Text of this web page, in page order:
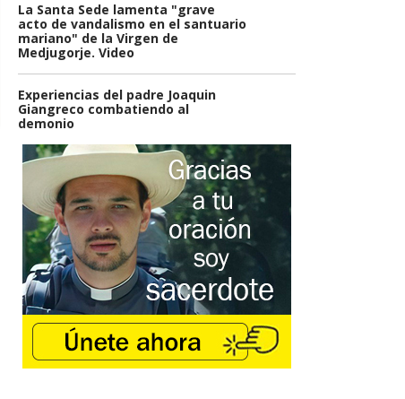
La Santa Sede lamenta "grave
acto de vandalismo en el santuario
mariano" de la Virgen de
Medjugorje. Video
Experiencias del padre Joaquin
Giangreco combatiendo al
demonio